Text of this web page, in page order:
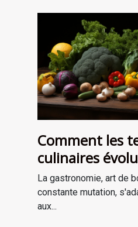
Comment les
culinaires
avec les
La gastronomie, art de
constante mutation,
aux...